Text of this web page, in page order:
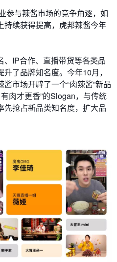
参与辣酱市场的竞争角逐，如
持续获得提高，虎邦辣酱今年
、IP合作、直播带货等各类品
了品牌知名度。今年10月，
市场开辟了一个“肉辣酱”新品
肉才更香”的Slogan，与传统
抢占新品类知名度，扩大品